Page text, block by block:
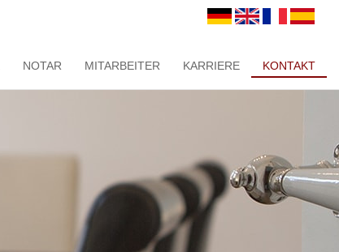
NOTAR MITARBEITER KARRIERE KONTAKT